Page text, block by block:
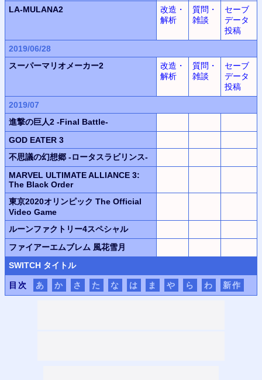
LA-MULANA2
改造・
解析
質問・
雑談
セーブ
データ
投稿
2019/06/28
スーパーマリオメーカー2
改造・
解析
質問・
雑談
セーブ
データ
投稿
2019/07
進撃の巨人2 -Final Battle-
GOD EATER 3
不思議の幻想郷 -ロータスラビリンス-
MARVEL ULTIMATE ALLIANCE 3:
The Black Order
東京2020オリンピック The Official
Video Game
ルーンファクトリー4スペシャル
ファイアーエムブレム 風花雪月
SWITCH タイトル
目次 あ か さ た な は ま や ら わ 新作